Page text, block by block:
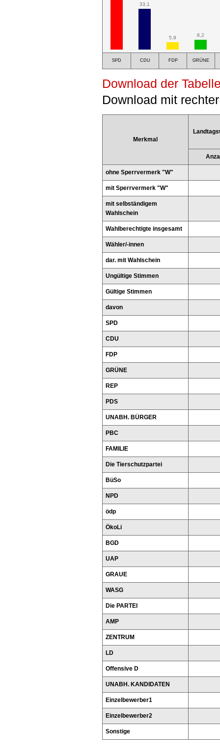
33,1
5,9 8,2
SPD CDU FDP GRÜNE
Download der
Download mit
Merkmal
ohne Sperrvermerk "W"
mit Sperrvermerk "W"
mit selbständigem
Wahlschein
Wahlberechtigte insgesamt
Wähler/-innen
dar. mit Wahlschein
Ungültige Stimmen
Gültige Stimmen
davon
SPD
CDU
FDP
GRÜNE
REP
PDS
UNABH. BÜRGER
PBC
FAMILIE
Die Tierschutzpartei
BüSo
NPD
ödp
ÖkoLi
BGD
UAP
GRAUE
WASG
Die PARTEI
AMP
ZENTRUM
LD
Offensive D
UNABH. KANDIDATEN
Einzelbewerber1
Einzelbewerber2
Sonstige